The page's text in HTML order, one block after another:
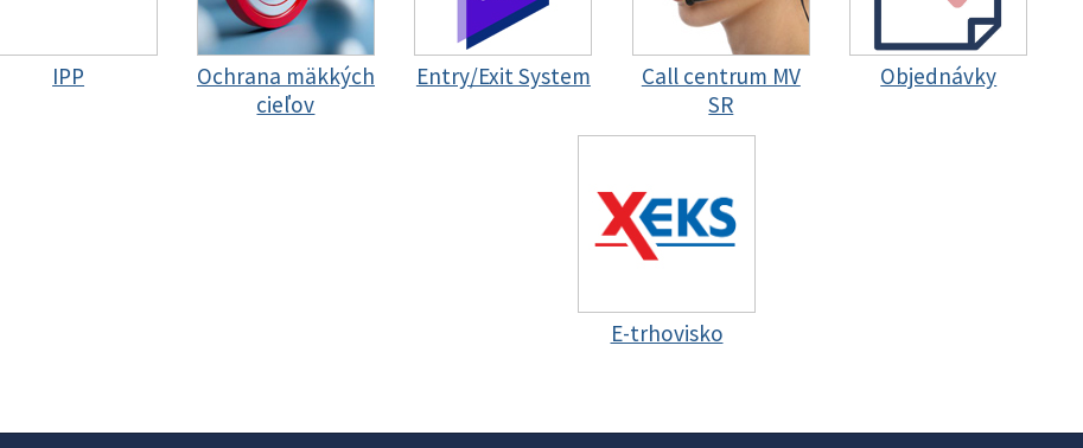
IPP
Ochrana mäkkých
cieľov
Entry/Exit System
Call centrum MV
SR
Objednávky
E-trhovisko